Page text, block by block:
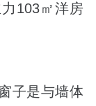
103㎡洋房
子是与墙体